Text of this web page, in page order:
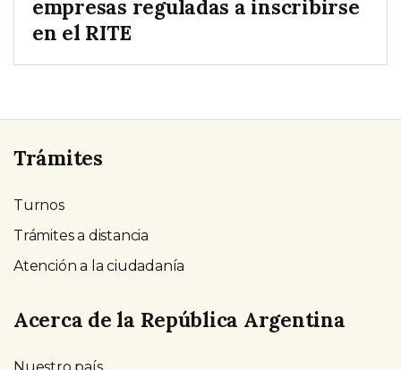
empresas reguladas a inscribirse
en el RITE
Trámites
Turnos
Trámites a distancia
Atención a la ciudadanía
Acerca de la República Argentina